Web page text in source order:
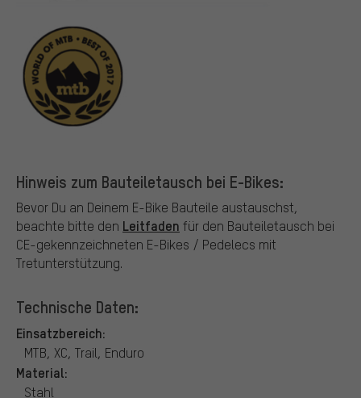
Hinweis zum Bauteiletausch bei E-Bikes:
Bevor Du an Deinem E-Bike Bauteile austauschst,
beachte bitte den Leitfaden für den Bauteiletausch bei
CE-gekennzeichneten E-Bikes / Pedelecs mit
Tretunterstützung.
Technische Daten:
Einsatzbereich:
MTB, XC, Trail, Enduro
Material:
Stahl